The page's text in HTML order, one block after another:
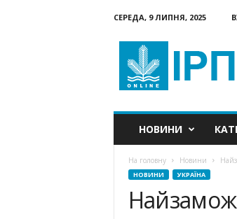
СЕРЕДА, 9 ЛИПНЯ, 2025
онлайн
НОВИНИ
На головну Новини
НОВИНИ УКРАЇНА